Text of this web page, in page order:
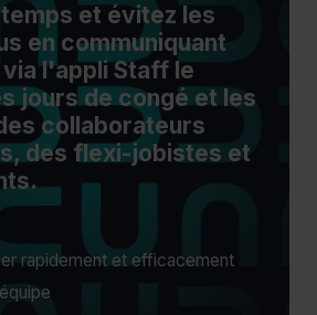
et évitez les
en communiquant
l'appli Staff le
jours de congé et les
collaborateurs
des flexi-jobistes et
rapidement et efficacement